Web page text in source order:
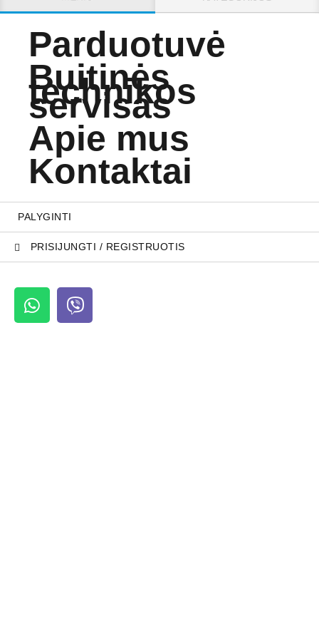
Parduotuvė
Buitinės
technikos
servisas
Apie mus
Kontaktai
PALYGINTI
PRISIJUNGTI / REGISTRUOTIS